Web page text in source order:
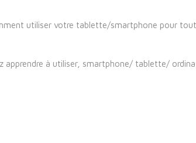
utiliser votre tablette/smartphone pour
apprendre à utiliser, smartphone/ tablette/